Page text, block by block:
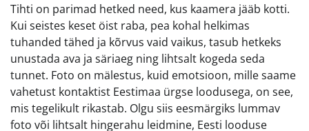
Tihti on parimad hetked need, kus kaamera jääb kotti.
Kui seistes keset öist raba, pea kohal helkimas
tuhanded tähed ja kõrvus vaid vaikus, tasub hetkeks
unustada ava ja säriaeg ning lihtsalt kogeda seda
tunnet. Foto on mälestus, kuid emotsioon, mille saame
vahetust kontaktist Eestimaa ürgse loodusega, on see,
mis tegelikult rikastab. Olgu siis eesmärgiks lummav
foto või lihtsalt hingerahu leidmine, Eesti looduse